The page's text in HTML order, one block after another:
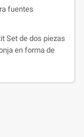
fuentes
Set de dos piezas
en forma de